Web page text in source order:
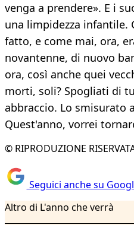
venga a prendere». E i
una limpidezza infantile.
fatto, e come mai, ora,
novantenne, di nuovo
ora, così anche quei
morti, soli? Spogliati di
abbraccio. Lo smisurato
Quest'anno, vorrei
© RIPRODUZIONE
Seguici anche su
Altro di L'anno che verrà